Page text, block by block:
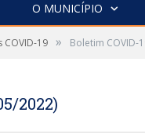
O MUNICÍPIO
COVID-19 » Boletim COVID-
2022)